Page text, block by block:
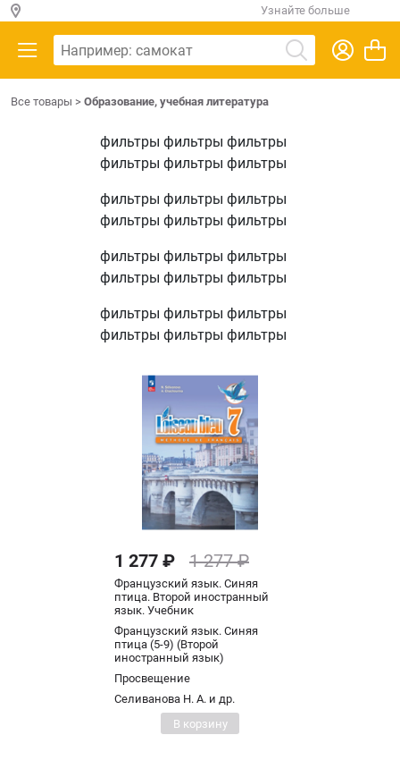
Узнайте больше
Все товары > Образование, учебная литература
фильтры фильтры фильтры
фильтры фильтры фильтры
фильтры фильтры фильтры
фильтры фильтры фильтры
фильтры фильтры фильтры
фильтры фильтры фильтры
фильтры фильтры фильтры
фильтры фильтры фильтры
1 277 ₽ 1 277 ₽
Французский язык. Синяя
птица. Второй иностранный
язык. Учебник
Французский язык. Синяя
птица (5-9) (Второй
иностранный язык)
Просвещение
Селиванова Н. А. и др.
В корзину